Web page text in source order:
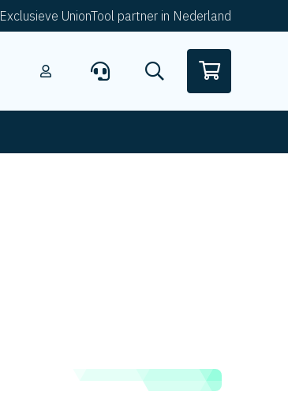
Exclusieve UnionTool partner in Nederland